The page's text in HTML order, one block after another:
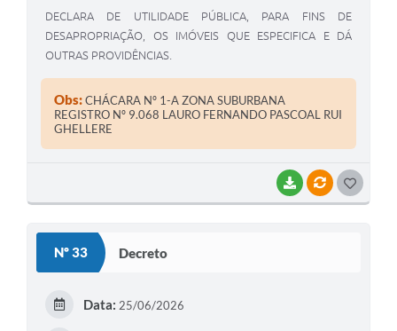
BAIXARVÍNCULOS
DECLARA DE UTILIDADE PÚBLICA, PARA FINS DE
DESAPROPRIAÇÃO, OS IMÓVEIS QUE ESPECIFICA E DÁ
OUTRAS PROVIDÊNCIAS.
Obs:CHÁCARA Nº 1-A ZONA SUBURBANA
REGISTRO Nº 9.068 LAURO FERNANDO PASCOAL RUI
GHELLERE
Nº 33 Decreto
Data: 25/06/2026